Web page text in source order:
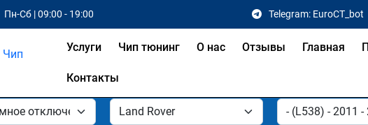
Пн-Сб | 09:00 - 19:00 Telegram: EuroCT_bot
Услуги Чип тюнинг О нас Отзывы Главная
Контакты